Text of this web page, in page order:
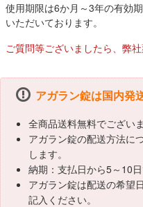
使用期限は6か月～3年の有効
いただいております。
ご質問等ございましたら、弊
アガラン錠は国内発
全商品送料無料でございま
アガラン錠の配送方法に
します。
納期：支払日から5～10日
アガラン錠は配送の希望
記入ください。